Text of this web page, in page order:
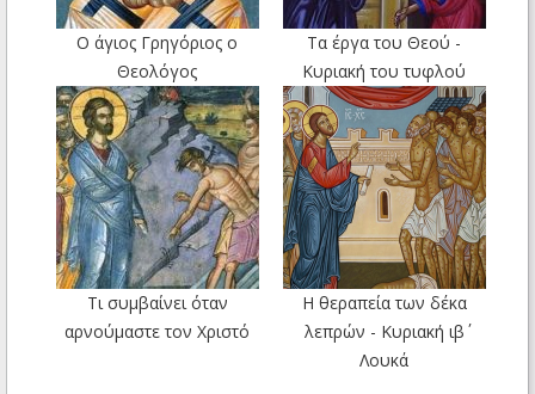
Ο άγιος Γρηγόριος ο
Θεολόγος
Τα έργα του Θεού -
Κυριακή του τυφλού
Τι συμβαίνει όταν
αρνούμαστε τον Χριστό
Η θεραπεία των δέκα
λεπρών - Κυριακή ιβ΄
Λουκά